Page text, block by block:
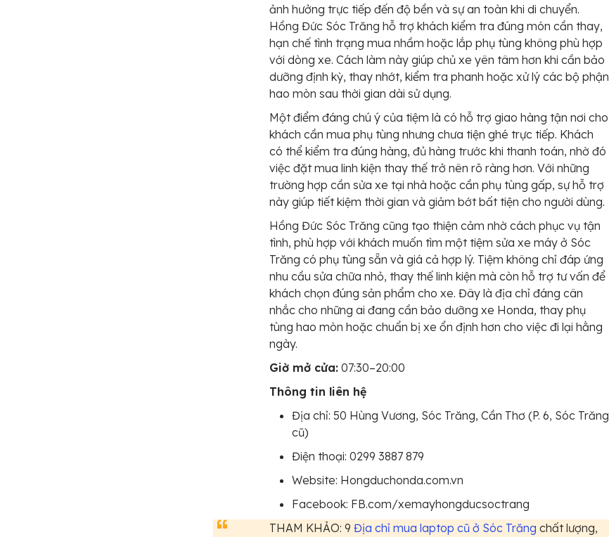
ảnh hưởng trực tiếp đến độ bền và sự an toàn khi di chuyển.
Hồng Đức Sóc Trăng hỗ trợ khách kiểm tra đúng món cần thay,
hạn chế tình trạng mua nhầm hoặc lắp phụ tùng không phù hợp
với dòng xe. Cách làm này giúp chủ xe yên tâm hơn khi cần bảo
dưỡng định kỳ, thay nhớt, kiểm tra phanh hoặc xử lý các bộ phận
hao mòn sau thời gian dài sử dụng.
Một điểm đáng chú ý của tiệm là có hỗ trợ giao hàng tận nơi cho
khách cần mua phụ tùng nhưng chưa tiện ghé trực tiếp. Khách
có thể kiểm tra đúng hàng, đủ hàng trước khi thanh toán, nhờ đó
việc đặt mua linh kiện thay thế trở nên rõ ràng hơn. Với những
trường hợp cần sửa xe tại nhà hoặc cần phụ tùng gấp, sự hỗ trợ
này giúp tiết kiệm thời gian và giảm bớt bất tiện cho người dùng.
Hồng Đức Sóc Trăng cũng tạo thiện cảm nhờ cách phục vụ tận
tình, phù hợp với khách muốn tìm một tiệm sửa xe máy ở Sóc
Trăng có phụ tùng sẵn và giá cả hợp lý. Tiệm không chỉ đáp ứng
nhu cầu sửa chữa nhỏ, thay thế linh kiện mà còn hỗ trợ tư vấn để
khách chọn đúng sản phẩm cho xe. Đây là địa chỉ đáng cân
nhắc cho những ai đang cần bảo dưỡng xe Honda, thay phụ
tùng hao mòn hoặc chuẩn bị xe ổn định hơn cho việc đi lại hằng
ngày.
Giờ mở cửa: 07:30–20:00
Thông tin liên hệ
Địa chỉ: 50 Hùng Vương, Sóc Trăng, Cần Thơ (P. 6, Sóc Trăng
cũ)
Điện thoại: 0299 3887 879
Website: Hongduchonda.com.vn
Facebook: FB.com/xemayhongducsoctrang
THAM KHẢO: 9Địa chỉ mua laptop cũ ở Sóc Trăng chất lượng,